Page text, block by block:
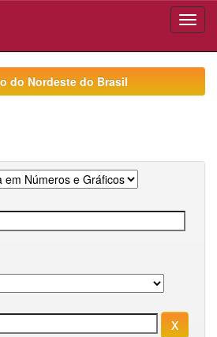
do Nordeste do Brasil